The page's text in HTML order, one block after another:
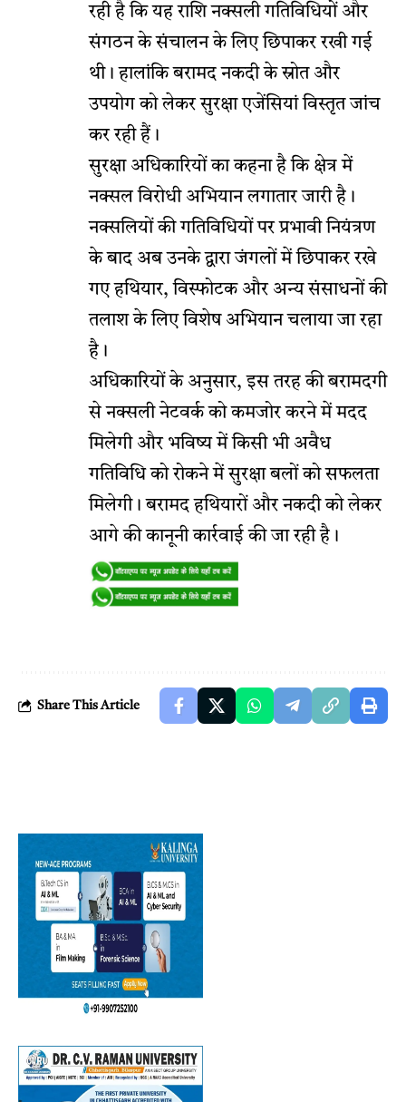
रही है कि यह राशि नक्सली गतिविधियों और
संगठन के संचालन के लिए छिपाकर रखी गई
थी। हालांकि बरामद नकदी के स्रोत और
उपयोग को लेकर सुरक्षा एजेंसियां विस्तृत जांच
कर रही हैं।
सुरक्षा अधिकारियों का कहना है कि क्षेत्र में
नक्सल विरोधी अभियान लगातार जारी है।
नक्सलियों की गतिविधियों पर प्रभावी नियंत्रण
के बाद अब उनके द्वारा जंगलों में छिपाकर रखे
गए हथियार, विस्फोटक और अन्य संसाधनों की
तलाश के लिए विशेष अभियान चलाया जा रहा
है।
अधिकारियों के अनुसार, इस तरह की बरामदगी
से नक्सली नेटवर्क को कमजोर करने में मदद
मिलेगी और भविष्य में किसी भी अवैध
गतिविधि को रोकने में सुरक्षा बलों को सफलता
मिलेगी। बरामद हथियारों और नकदी को लेकर
आगे की कानूनी कार्रवाई की जा रही है।
Share This Article